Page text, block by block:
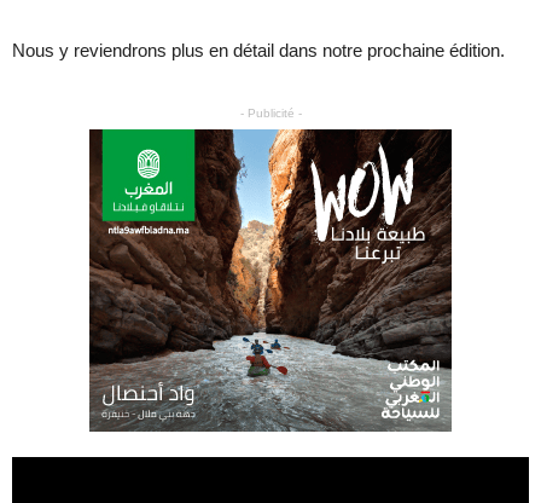
Nous y reviendrons plus en détail dans notre prochaine édition.
- Publicité -